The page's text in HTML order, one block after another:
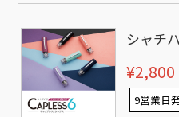
シャチ
¥2,800
9営業日